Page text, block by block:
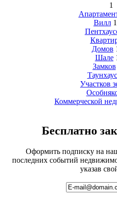
1
Вилл
Домов
Шале
Замков
Участков
Коммерческой
Бесплатно
Оформить подписку на
последних событий
указав